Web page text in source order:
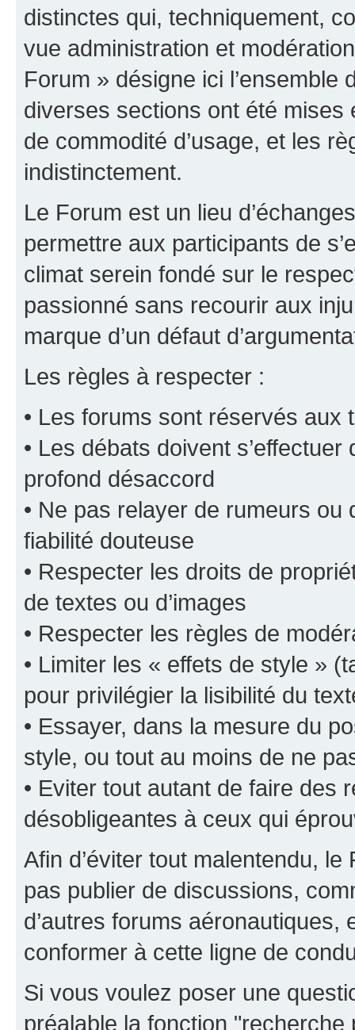
distinctes qui, techniquement,
vue administration et
Forum » désigne ici
diverses sections ont été
de commodité d’usage, et les
indistinctement.
Le Forum est un lieu
permettre aux participants de
climat serein fondé sur le
passionné sans recourir aux
marque d’un défaut
Les règles à respecter :
• Les forums sont réservés aux
• Les débats doivent
profond désaccord
• Ne pas relayer de rumeurs ou
fiabilité douteuse
• Respecter les droits de
de textes ou d’images
• Respecter les règles de
• Limiter les « effets de style »
pour privilégier la lisibilité du
• Essayer, dans la mesure du
style, ou tout au moins de ne
• Eviter tout autant de faire des
désobligeantes à ceux qui
Afin d’éviter tout malentendu,
pas publier de discussions,
d’autres forums
conformer à cette ligne de
Si vous voulez poser une
préalable la fonction